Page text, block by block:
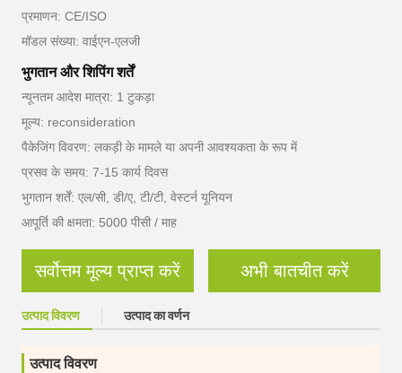
प्रमाणन: CE/ISO
मॉडल संख्या: वाईएन-एलजी
भुगतान और शिपिंग शर्तें
न्यूनतम आदेश मात्रा: 1 टुकड़ा
मूल्य: reconsideration
पैकेजिंग विवरण: लकड़ी के मामले या अपनी आवश्यकता के रूप में
प्रसव के समय: 7-15 कार्य दिवस
भुगतान शर्तें: एल/सी, डी/ए, टी/टी, वेस्टर्न यूनियन
आपूर्ति की क्षमता: 5000 पीसी / माह
सर्वोत्तम मूल्य प्राप्त करें अभी बातचीत करें
उत्पाद विवरण उत्पाद का वर्णन
उत्पाद विवरण